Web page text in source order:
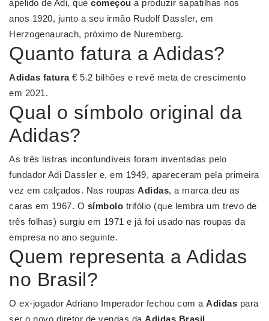
apelido de Adi, que começou a produzir sapatilhas nos
anos 1920, junto a seu irmão Rudolf Dassler, em
Herzogenaurach, próximo de Nuremberg.
Quanto fatura a Adidas?
Adidas fatura€ 5.2 bilhões e revê meta de crescimento
em 2021.
Qual o símbolo original da
Adidas?
As três listras inconfundíveis foram inventadas pelo
fundador Adi Dassler e, em 1949, apareceram pela primeira
vez em calçados. Nas roupas Adidas, a marca deu as
caras em 1967. O símbolo trifólio (que lembra um trevo de
três folhas) surgiu em 1971 e já foi usado nas roupas da
empresa no ano seguinte.
Quem representa a Adidas
no Brasil?
O ex-jogador Adriano Imperador fechou com a Adidas para